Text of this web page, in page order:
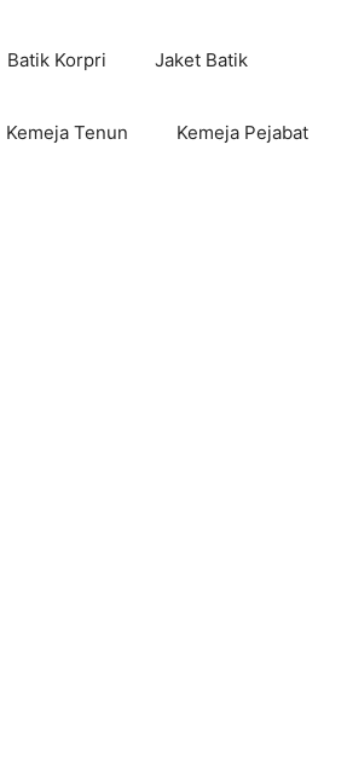
Batik Korpri Jaket Batik
Kemeja Tenun Kemeja Pejabat